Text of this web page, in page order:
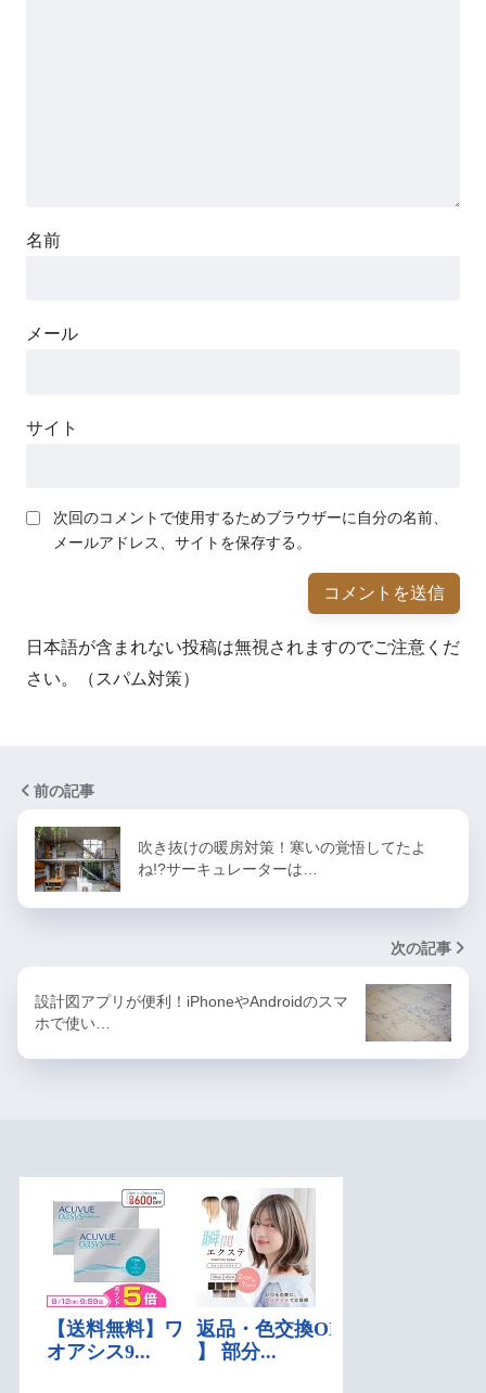
名前
メール
サイト
次回のコメントで使用するためブラウザーに自分の名前、
メールアドレス、サイトを保存する。
日本語が含まれない投稿は無視されますのでご注意くだ
さい。（スパム対策）
前の記事
吹き抜けの暖房対策！寒いの覚悟してたよ
ね!?サーキュレーターは…
次の記事
設計図アプリが便利！iPhoneやAndroidのスマ
ホで使い…